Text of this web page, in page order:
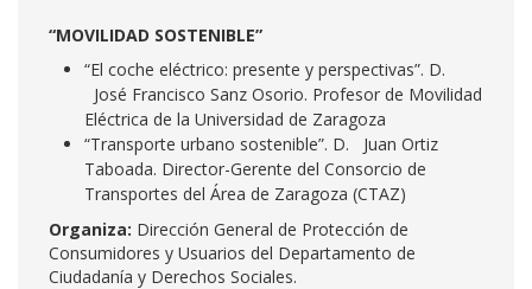
“MOVILIDAD SOSTENIBLE”
“El coche eléctrico: presente y perspectivas”. D.
José Francisco Sanz Osorio. Profesor de Movilidad
Eléctrica de la Universidad de Zaragoza
“Transporte urbano sostenible”. D. Juan Ortiz
Taboada. Director-Gerente del Consorcio de
Transportes del Área de Zaragoza (CTAZ)
Organiza: Dirección General de Protección de
Consumidores y Usuarios del Departamento de
Ciudadanía y Derechos Sociales.